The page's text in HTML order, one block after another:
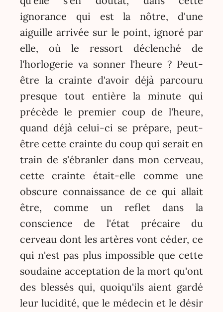
ignorance qui est la nôtre, d'une
aiguille arrivée sur le point, ignoré par
elle, où le ressort déclenché de
l'horlogerie va sonner l'heure ? Peut-
être la crainte d'avoir déjà parcouru
presque tout entière la minute qui
précède le premier coup de l'heure,
quand déjà celui-ci se prépare, peut-
être cette crainte du coup qui serait en
train de s'ébranler dans mon cerveau,
cette crainte était-elle comme une
obscure connaissance de ce qui allait
être, comme un reflet dans la
conscience de l'état précaire du
cerveau dont les artères vont céder, ce
qui n'est pas plus impossible que cette
soudaine acceptation de la mort qu'ont
des blessés qui, quoiqu'ils aient gardé
leur lucidité, que le médecin et le désir